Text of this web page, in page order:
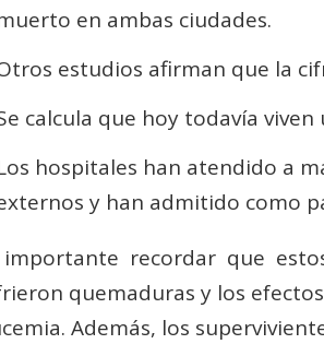
en ambas ciudades.
estudios afirman que la
calcula que hoy todavía
hospitales han atendido a
y han admitido como
importante recordar que
quemaduras y los
Además, los